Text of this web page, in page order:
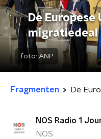
De Europese
migratiedeal
foto: ANP
Fragmenten
NOS Radio 1
NOS